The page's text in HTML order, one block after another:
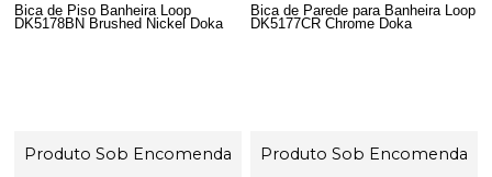
Bica de Piso Banheira Loop
DK5178BN Brushed Nickel Doka
Produto Sob Encomenda
Bica de Parede para Banheira Loop
DK5177CR Chrome Doka
Produto Sob Encomenda